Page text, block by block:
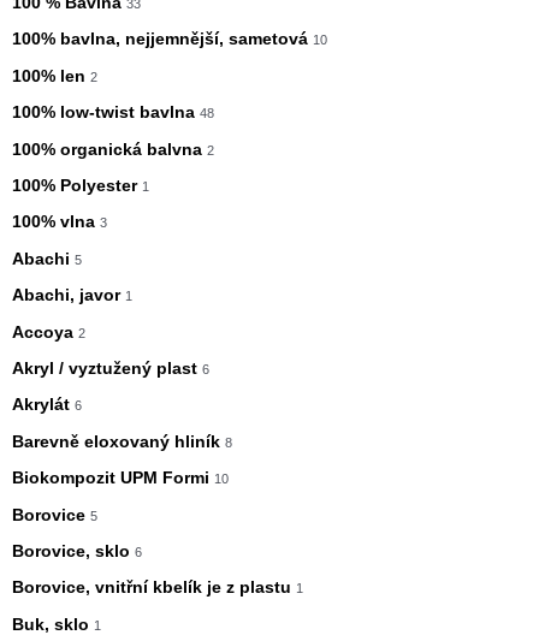
33
100% bavlna, nejjemnější, sametová 10
100% len 2
100% low-twist bavlna 48
100% organická balvna 2
100% Polyester 1
100% vlna 3
Abachi 5
Abachi, javor 1
Accoya 2
Akryl / vyztužený plast 6
Akrylát 6
Barevně eloxovaný hliník 8
Biokompozit UPM Formi 10
Borovice 5
Borovice, sklo 6
Borovice, vnitřní kbelík je z plastu 1
Buk, sklo 1